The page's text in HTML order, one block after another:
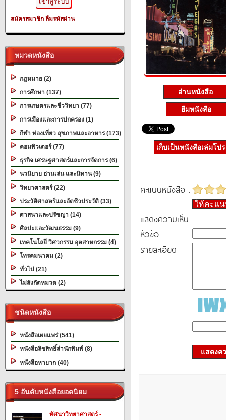
สมัครสมาชิก ลืมรหัสผ่าน
หมวดหนังสือ
กฎหมาย (2)
การศึกษา (137)
การเกษตรและชีววิทยา (77)
การเมืองและการปกครอง (1)
กีฬา ท่องเที่ยว สุขภาพและอาหาร (173)
คอมพิวเตอร์ (77)
ธุรกิจ เศรษฐศาสตร์และการจัดการ (6)
นวนิยาย อ่านเล่น และนิทาน (9)
วิทยาศาสตร์ (22)
ประวัติศาสตร์และอัตชีวประวัติ (33)
ศาสนาและปรัชญา (14)
ศิลปะและวัฒนธรรม (9)
เทคโนโลยี วิศวกรรม อุตสาหกรรม (4)
โทรคมนาคม (2)
ทั่วไป (21)
ไม่สังกัดหมวด (2)
ชนิดหนังสือ
หนังสือเผยแพร่ (541)
หนังสือลิขสิทธิ์สำนักพิมพ์ (8)
หนังสือหายาก (40)
5 อันดับหนังสือยอดนิยม
ทัศนาวิทยาศาสตร์ -
อ่านหนังสือ
ยืมหนังสือ
เก็บเป็นหนังสือเล่มโป
คะแนนหนังสือ :
ให้คะแ
แสดงความเห็น
หัวข้อ
รายละเอียด
แสดงค